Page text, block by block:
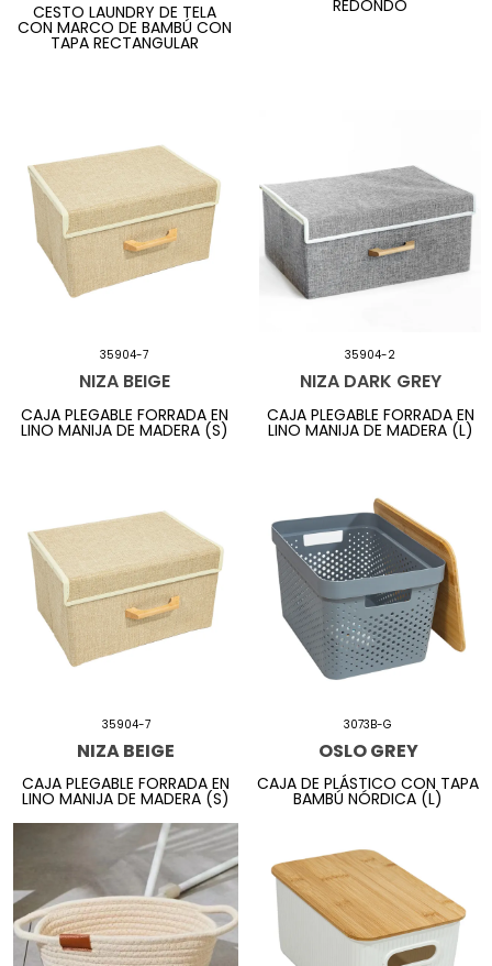
CESTO LAUNDRY DE TELA
CON MARCO DE BAMBÚ CON
TAPA RECTANGULAR
REDONDO
35904-7
NIZA BEIGE
CAJA PLEGABLE FORRADA EN
LINO MANIJA DE MADERA (S)
35904-2
NIZA DARK GREY
CAJA PLEGABLE FORRADA EN
LINO MANIJA DE MADERA (L)
35904-7
NIZA BEIGE
CAJA PLEGABLE FORRADA EN
LINO MANIJA DE MADERA (S)
3073B-G
OSLO GREY
CAJA DE PLÁSTICO CON TAPA
BAMBÚ NÓRDICA (L)